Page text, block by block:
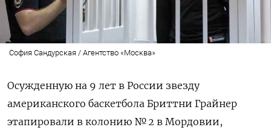
София Сандурская / Агентство «Москва»
Осужденную на 9 лет в России звезду
американского баскетбола Бриттни Грайнер
этапировали в колонию № 2 в Мордовии,